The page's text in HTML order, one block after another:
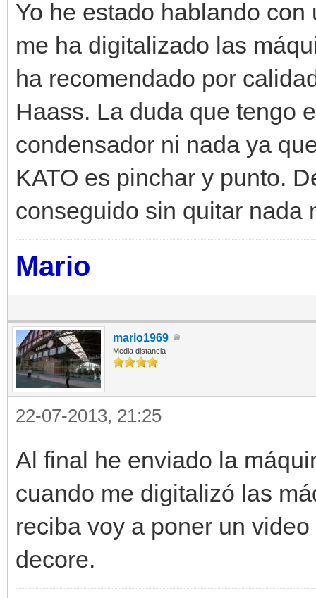
Yo he estado hablando
me ha digitalizado las
ha recomendado por
Haass. La duda que tengo
condensador ni nada ya
KATO es pinchar y punto.
conseguido sin quitar nada
Mario
mario1969
Media distancia
22-07-2013, 21:25
Al final he enviado la
cuando me digitalizó las
reciba voy a poner un
decore.